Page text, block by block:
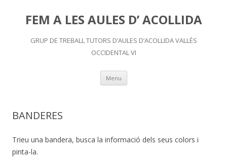
FEM A LES AULES D’ ACOLLIDA
GRUP DE TREBALL TUTORS D’AULES D’ACOLLIDA VALLÈS
OCCIDENTAL VI
Menu Skip
content
BANDERES
Trieu una bandera, busca la informació dels seus colors i
pinta-la.